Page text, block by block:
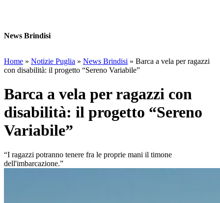
News Brindisi
Home » Notizie Puglia » News Brindisi » Barca a vela per ragazzi
con disabilità: il progetto “Sereno Variabile”
Barca a vela per ragazzi con
disabilità: il progetto “Sereno
Variabile”
“I ragazzi potranno tenere fra le proprie mani il timone
dell'imbarcazione.”